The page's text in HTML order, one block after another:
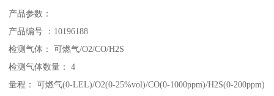
产品参数：
产品编号 ：10196188
检测气体： 可燃气/O2/CO/H2S
检测气体数量： 4
量程： 可燃气(0-LEL)/O2(0-25%vol)/CO(0-1000ppm)/H2S(0-200ppm)